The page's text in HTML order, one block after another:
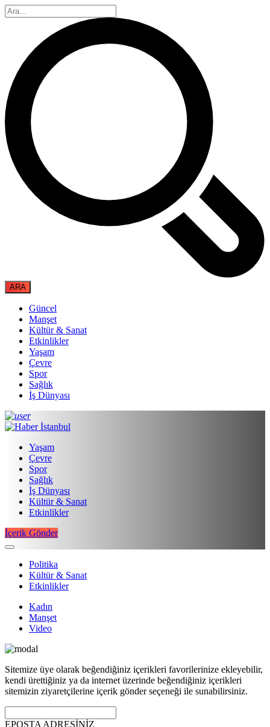
Güncel
Manşet
Kültür & Sanat
Etkinlikler
Yaşam
Çevre
Spor
Sağlık
İş Dünyası
Yaşam
Çevre
Spor
Sağlık
İş Dünyası
Kültür & Sanat
Etkinlikler
İçerik Gönder
Politika
Kültür & Sanat
Etkinlikler
Kadın
Manşet
Video
Sitemize üye olarak beğendiğiniz içerikleri favorilerinize ekleyebilir,
kendi ürettiğiniz ya da internet üzerinde beğendiğiniz içerikleri
sitemizin ziyaretçilerine içerik gönder seçeneği ile sunabilirsiniz.
EPOSTA ADRESİNİZ